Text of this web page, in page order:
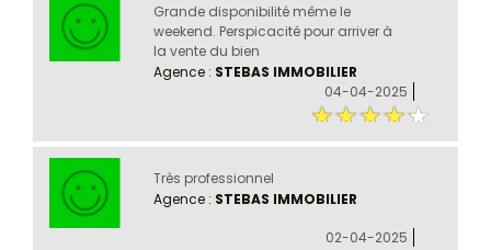
Grande disponibilité même le
weekend. Perspicacité pour arriver à
la vente du bien
Agence : STEBAS IMMOBILIER
04-04-2025
Très professionnel
Agence : STEBAS IMMOBILIER
02-04-2025